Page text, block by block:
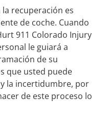
recuperación es
de coche. Cuando
911 Colorado Injury
le guiará a
de su
que usted puede
la incertidumbre, por
de este proceso lo